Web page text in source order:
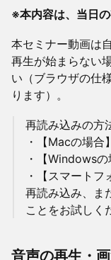
※本内容は、当日
本セミナー動画は
再生が始まらない
い（ブラウザの仕
ります）。
再読み込みの方
・【Macの場
・【Windows
・【スマート
再読み込み、ま
ことをお試しく
音声の再生・